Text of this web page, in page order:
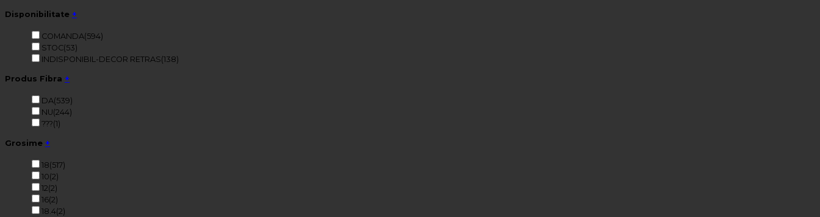
Disponibilitate +
COMANDA(594)
STOC(53)
INDISPONIBIL-DECOR RETRAS(138)
Produs Fibra +
DA(539)
NU(244)
???(1)
Grosime +
18(517)
10(2)
12(2)
16(2)
18.4(2)